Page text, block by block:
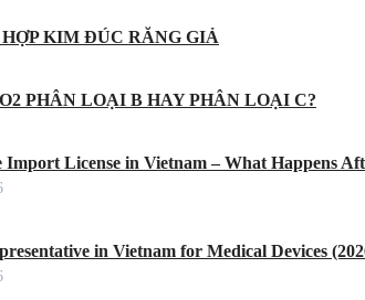
KIM ĐÚC RĂNG GIẢ
PHÂN LOẠI B HAY PHÂN LOẠI C?
Import License in Vietnam – What Happens
in Vietnam for Medical Devices